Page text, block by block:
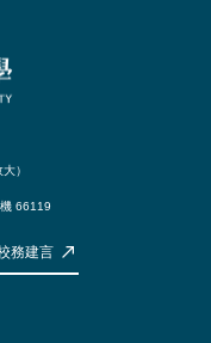
大）
66119
務建言